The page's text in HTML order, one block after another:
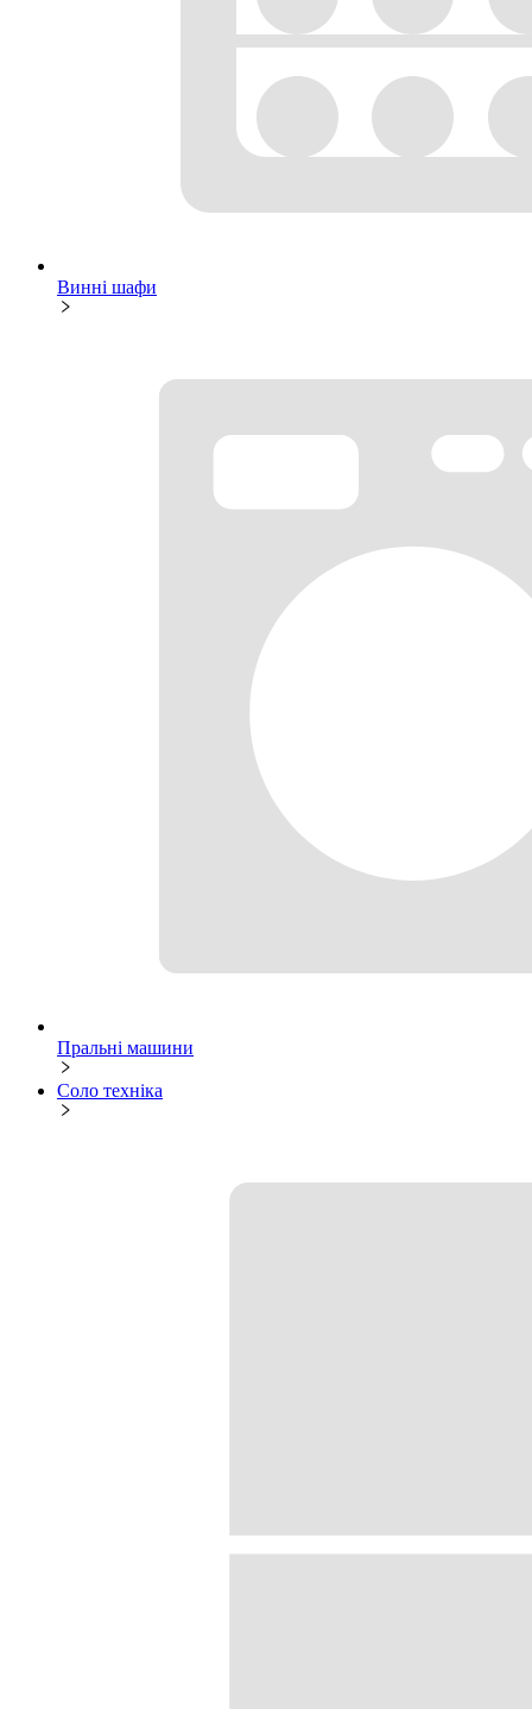
Винні шафи
Пральні машини
Соло техніка